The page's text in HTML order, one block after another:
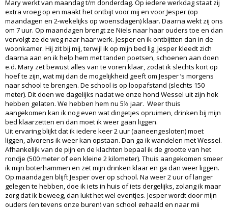
Mary werkt van maandag t/m donderdag. Op iedere werkdag staat zij
extra vroeg op en maakt het ontbijt voor mij en voor Jesper (op
maandagen en 2-wekelijks op woensdagen) klaar. Daarna wekt zij ons
om 7 uur. Op maandagen brengt ze Niels naar haar ouders toe en dan
vervolgt ze de weg naar haar werk. Jesper en ik ontbijtten dan in de
woonkamer. Hij zit bij mij, terwijl ik op mijn bed lig. Jesper kleedt zich
daarna aan en ik help hem met tanden poetsen, schoenen aan doen
e.d. Mary zet bewust alles van te voren klaar, zodat ik slechts kort op
hoef te zijn, wat mij dan de mogelijkheid geeft om Jesper ’s morgens
naar school te brengen. De school is op loopafstand (slechts 150
meter). Dit doen we dagelijks nadat we onze hond Wessel uit zijn hok
hebben gelaten. We hebben hem nu 5½ jaar. Weer thuis
aangekomen kan ik nog even wat dingetjes opruimen, drinken bij mijn
bed klaarzetten en dan moet ik weer gaan liggen.
Uit ervaring blijkt dat ik iedere keer 2 uur (aaneengesloten) moet
liggen, alvorens ik weer kan opstaan. Dan ga ik wandelen met Wessel.
Afhankelijk van de pijn en de klachten bepaal ik de grootte van het
rondje (500 meter of een kleine 2 kilometer). Thuis aangekomen smeer
ik mijn boterhammen en zet mijn drinken klaar en ga dan weer liggen.
Op maandagen blijft Jesper over op school. Na weer 2 uur of langer
gelegen te hebben, doe ik iets in huis of iets dergelijks, zolang ik maar
zorg dat ik beweeg, dan lukt het wel eventjes. Jesper wordt door mijn
ouders (en tevens onze buren) van school gehaald en naar mij